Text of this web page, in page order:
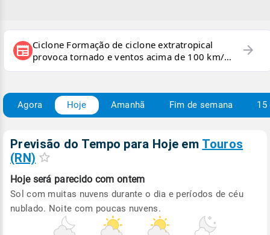
newspaper Ciclone Formação de ciclone extratropical
provoca tornado e ventos acima de 100 km/h
no RS
arrow_forward
Agora Hoje Amanhã Fim de semana 15
Previsão do Tempo para Hoje em Touros
(RN)
Hoje será parecido com ontem
Sol com muitas nuvens durante o dia e períodos de céu
nublado. Noite com poucas nuvens.